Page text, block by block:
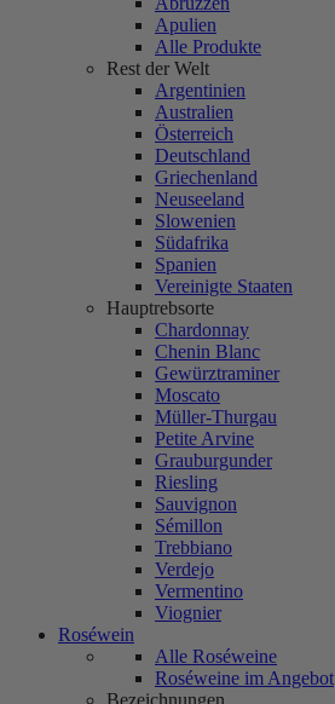
Apulien
Alle Produkte
Rest der Welt
Argentinien
Australien
Österreich
Deutschland
Griechenland
Neuseeland
Slowenien
Südafrika
Spanien
Vereinigte Staaten
Hauptrebsorte
Chardonnay
Chenin Blanc
Gewürztraminer
Moscato
Müller-Thurgau
Petite Arvine
Grauburgunder
Riesling
Sauvignon
Sémillon
Trebbiano
Verdejo
Vermentino
Viognier
Roséwein
Alle Roséweine
Roséweine im Angebot